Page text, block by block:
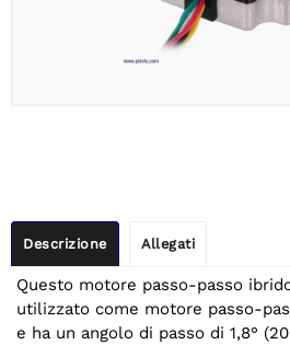
Descrizione Allegati
Questo motore passo-passo
utilizzato come motore passo-
e ha un angolo di passo di 1,8°